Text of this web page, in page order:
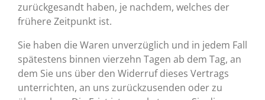
zurückgesandt haben, je nachdem, welches der
frühere Zeitpunkt ist.
Sie haben die Waren unverzüglich und in jedem Fall
spätestens binnen vierzehn Tagen ab dem Tag, an
dem Sie uns über den Widerruf dieses Vertrags
unterrichten, an uns zurückzusenden oder zu